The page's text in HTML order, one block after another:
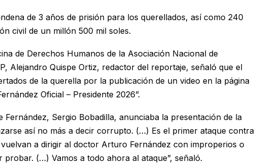
de 3 años de prisión para los querellados, así como 240
civil de un millón 500 mil soles.
de Derechos Humanos de la Asociación Nacional de
Alejandro Quispe Ortiz, redactor del reportaje, señaló que el
de la querella por la publicación de un video en la página
Oficial – Presidente 2026”.
Fernández, Sergio Bobadilla, anunciaba la presentación de la
así no más a decir corrupto. (…) Es el primer ataque contra
a dirigir al doctor Arturo Fernández con improperios o
probar. (…) Vamos a todo ahora al ataque”, señaló.